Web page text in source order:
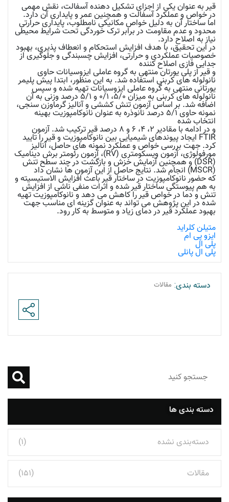
دسته بندی ها
دسته‌بندی نشده (1)
مقالات (151)
قیر به عنوان یکی از اجزای تشکیل دهنده آسفالت، نقش مهمی
در خواص و عملکرد آسفالت و همچنین عمر و پایداری آن دارد.
اما ساختار آن به دلیل خواص مکانیکی نامطلوب، پایداری حرارتی
محدود و عدم مقاومت در برابر ترک خوردگی تحت شرایط محیطی
نیاز به اصلاح دارد.
در این تحقیق، با هدف افزایش استحکام و انعطاف پذیری، بهبود
خصوصیات عملکردی و حرارتی، افزایش چسبندگی و جلوگیری از
جدایی فازی اصلاح کننده
و قیر از پلی یورتان منتهی به گروه عاملی ایزوسیانات حاوی
نانولوله های کربنی استفاده شد. به این منظور، ابتدا پیش پلیمر
یورتانی منتهی به گروه عاملی ایزوسیانات تهیه شده و سپس
نانولوله های کربنی به میزان 5/0، 0/1 و 5/1 درصد وزنی به آن
اضافه شد. بر اساس آزمون تنش کششی و آنالیز گرماوزن سنجی،
نمونه حاوی 5/1 درصد نانوذره به عنوان نانوکامپوزیت بهینه
انتخاب شده
و در ادامه با مقادیر 2، 4، 6 و 8 درصد قیر ترکیب شد. آزمون
FTIR ایجاد پیوندهای شیمیایی بین نانوکامپوزیت و قیر را تایید
کرد. جهت بررسی خواص و عملکرد نمونه های حاصل، آنالیز
مورفولوژی، آزمون ویسکومتری (RV)، آزمون رئومتر برش دینامیک
(DSR) و همچنین آزمایش خزش و بازگشت در چند سطح تنش
(MSCR) انجام شد. نتایج حاصل از این آزمون ها نشان داد
که حضور نانوکامپوزیت در ساختار قیر باعث افزایش الاستیسیته و
به هم پیوستگی ساختار قیر شده و اثرات منفی ناشی از افزایش
تنش و دما در خواص قیر را کاهش می دهد و نانوکامپوزیت تهیه
شده در این پژوهش می تواند به عنوان گزینه ای مناسب جهت
بهبود عملکرد قیر در دمای زیاد و متوسط به کار رود.
متیلن کلراید
ایزو پی ام
پلی ال
پلی ال پانلی
دسته بندی: مقالات